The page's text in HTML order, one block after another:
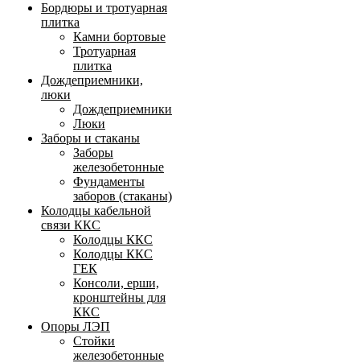
Бордюры и тротуарная
плитка
Камни бортовые
Тротуарная
плитка
Дождеприемники,
люки
Дождеприемники
Люки
Заборы и стаканы
Заборы
железобетонные
Фундаменты
заборов (стаканы)
Колодцы кабельной
связи ККС
Колодцы ККС
Колодцы ККС
ГЕК
Консоли, ерши,
кронштейны для
ККС
Опоры ЛЭП
Стойки
железобетонные